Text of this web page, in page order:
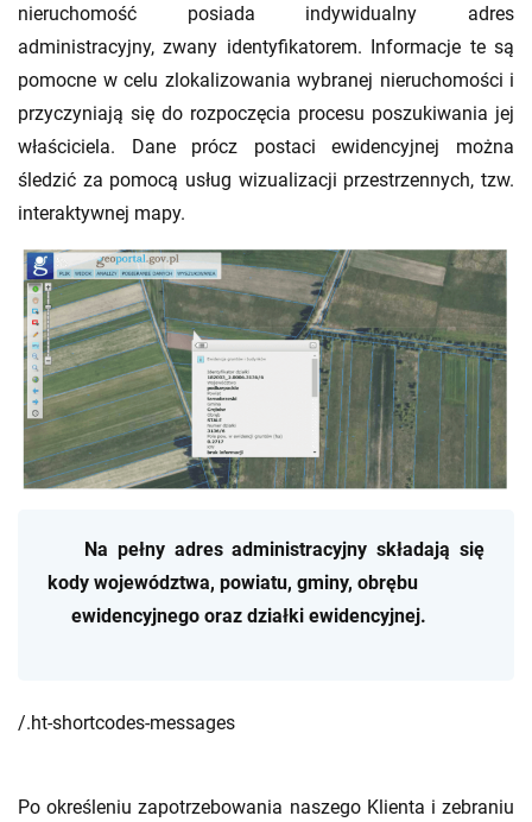
nieruchomość posiada indywidualny adres
administracyjny, zwany identyfikatorem. Informacje te są
pomocne w celu zlokalizowania wybranej nieruchomości i
przyczyniają się do rozpoczęcia procesu poszukiwania jej
właściciela. Dane prócz postaci ewidencyjnej można
śledzić za pomocą usług wizualizacji przestrzennych, tzw.
interaktywnej mapy.
Na pełny adres administracyjny składają się
kody województwa, powiatu, gminy, obrębu
ewidencyjnego oraz działki ewidencyjnej.
/.ht-shortcodes-messages
Po określeniu zapotrzebowania naszego Klienta i zebraniu